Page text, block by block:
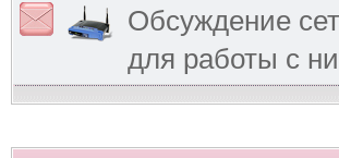
Обсуждение
для работы с